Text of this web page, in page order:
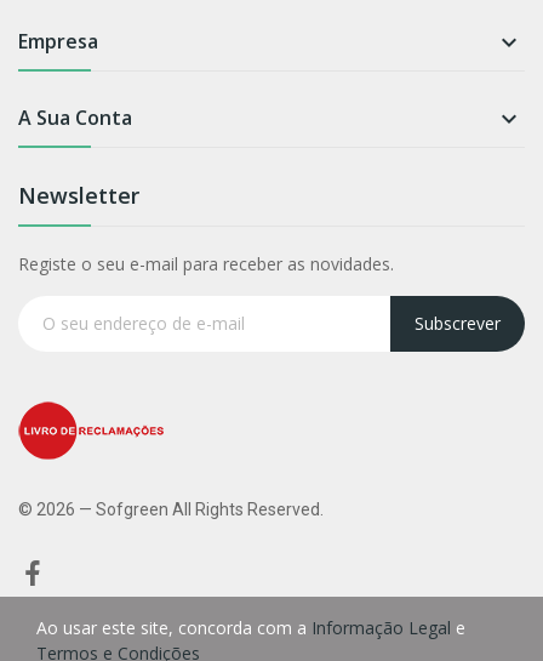
Empresa 
A Sua Conta 
Newsletter
Registe o seu e-mail para receber as novidades.
Subscrever
© 2026 — Sofgreen All Rights Reserved.
Ao usar este site, concorda com a Informação Legal e
Termos e Condições